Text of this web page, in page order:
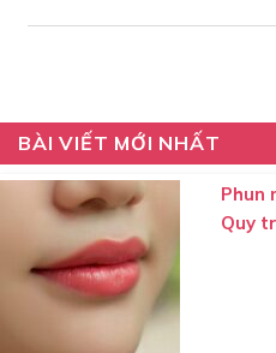
BÀI VIẾT MỚI NHẤT
Phun
Quy